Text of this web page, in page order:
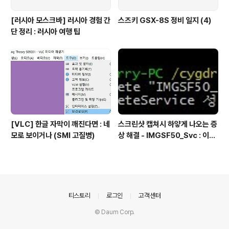
[러시아 모스크바] 러시아 경험 간
단 정리 : 러시아 여행 팁
스즈키 GSX-8S 정비 일지 (4)
[VLC] 한글 자막이 깨진다면 : 네
모로 보이거나 (SMI 고질병)
스크린샷 캡쳐시 하얗게 나오는 증
상 해결 - IMGSF50_Svc : 이미
티스토리 로그인 고객센터
© Daum Corp.